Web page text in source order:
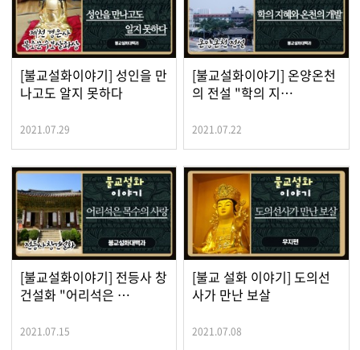
[불교설화이야기] 성인을 만
나고도 알지 못하다
2021.07.29
[불교설화이야기] 온양온천
의 전설 "학의 지…
2021.07.22
[불교설화이야기] 전등사 창
건설화 "어리석은 …
2021.07.15
[불교 설화 이야기] 도의선
사가 만난 보살
2021.07.08